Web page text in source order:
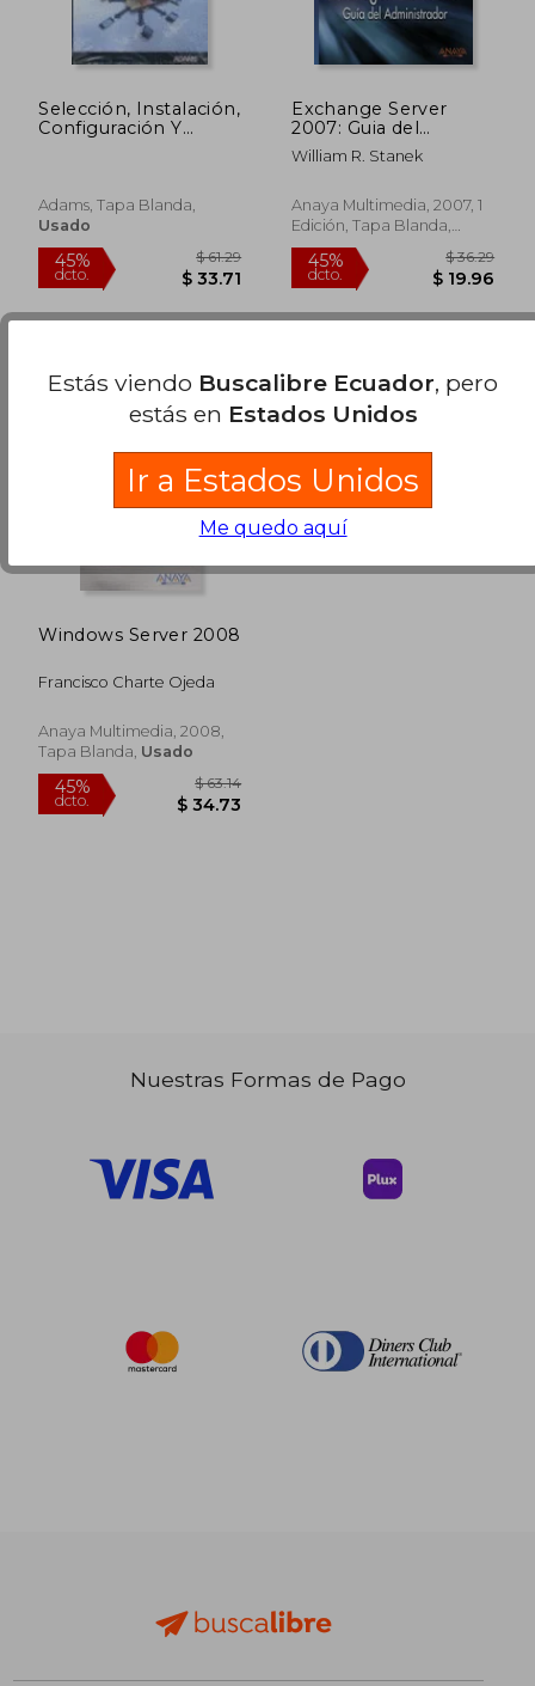
Selección, Instalación,
Configuración Y
Adams, Tapa Blanda,
Usado
$ 61.29
Exchange Server
2007: Guia del
Administrador
William R. Stanek
Anaya Multimedia, 2007, 1
Edición, Tapa Blanda,
Usado
45%
dcto.
Windows Server 2008
Francisco Charte Ojeda
Anaya Multimedia, 2008,
Tapa Blanda, Usado
Nuestras Formas de Pago
Estás viendo Buscalibre Ecuador, pero
estás en Estados Unidos
Ir a Estados Unidos
Me quedo aquí